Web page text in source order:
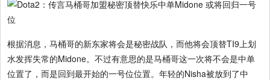
根据消息，马桶哥的新东家将会是秘密战队，而他将会顶替TI9上划
水发挥失常的Midone。不过有意思的是马桶哥这一次将不会是中单
位置了，而是回到最开始的一号位位置。年轻的Nisha被放到了中